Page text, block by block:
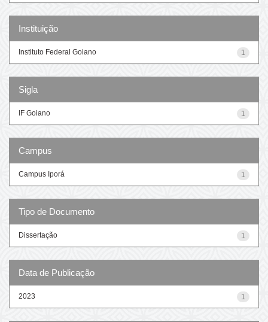
Instituição
1
Instituto Federal Goiano
Sigla
1
IF Goiano
Campus
1
Campus Iporá
Tipo de Documento
1
Dissertação
Data de Publicação
1
2023